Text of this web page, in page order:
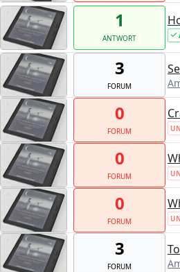
1
ANTWORT
3
FORUM
0
FORUM
0
FORUM
0
FORUM
3
FORUM